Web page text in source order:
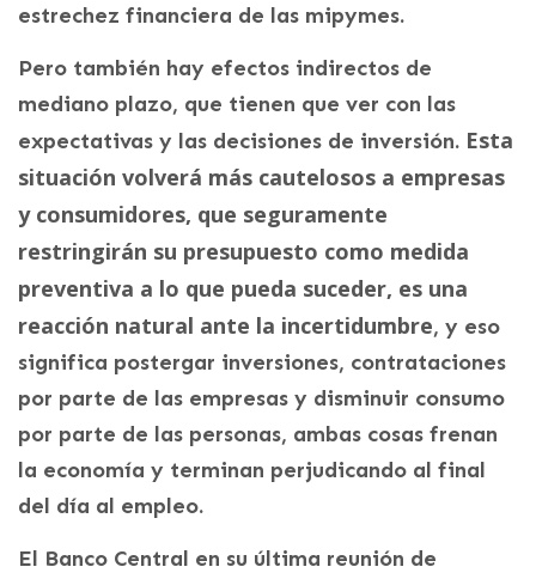
estrechez financiera de las mipymes.
Pero también hay efectos indirectos de
mediano plazo, que tienen que ver con las
expectativas y las decisiones de inversión. Esta
situación volverá más cautelosos a empresas
y consumidores, que seguramente
restringirán su presupuesto como medida
preventiva a lo que pueda suceder, es una
reacción natural ante la incertidumbre, y eso
significa postergar inversiones, contrataciones
por parte de las empresas y disminuir consumo
por parte de las personas, ambas cosas frenan
la economía y terminan perjudicando al final
del día al empleo.
El Banco Central en su última reunión de